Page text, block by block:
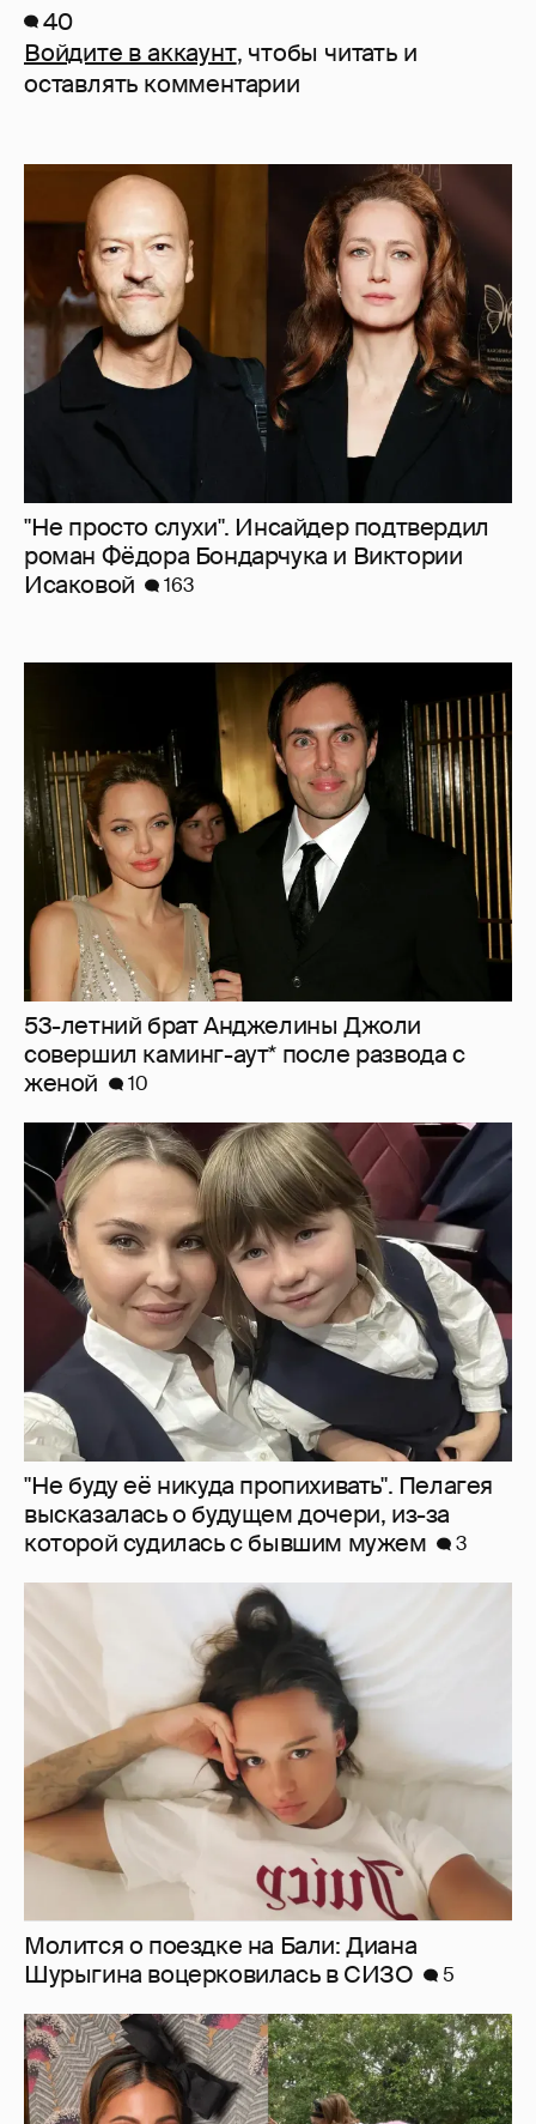
40
Войдите в аккаунт, чтобы читать и
оставлять комментарии
"Не просто слухи". Инсайдер подтвердил
роман Фёдора Бондарчука и Виктории
Исаковой
163
53-летний брат Анджелины Джоли
совершил каминг-аут* после развода с
женой
10
"Не буду её никуда пропихивать". Пелагея
высказалась о будущем дочери, из-за
которой судилась с бывшим мужем
3
Молится о поездке на Бали: Диана
Шурыгина воцерковилась в СИЗО
5